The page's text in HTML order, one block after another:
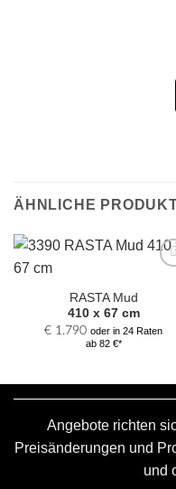
ÄHNLICHE
Auswahl
RASTA Mud
410 x 67 cm
€ 1.790 oder in 24 Raten
ab 82 €*
Angebote richten
Preisänderungen und
und